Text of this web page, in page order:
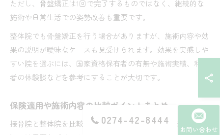
ただし、骨盤矯正は1回で完了するものではなく、継続的な
施術や日常生活での姿勢改善も重要です。
整体院でも骨盤矯正を行う場合がありますが、施術内容や効
果の説明が曖昧なケースも見受けられます。効果を実感しや
すい院を選ぶには、国家資格保有者の有無や施術実績、利用
者の体験談などを参考にすることが大切です。
保険適用や施術内容の比較ポイントまとめ
接骨院と整体院を比較する際、保険適用の有無と施術内容の
0274-42-8444
お問い合わせ